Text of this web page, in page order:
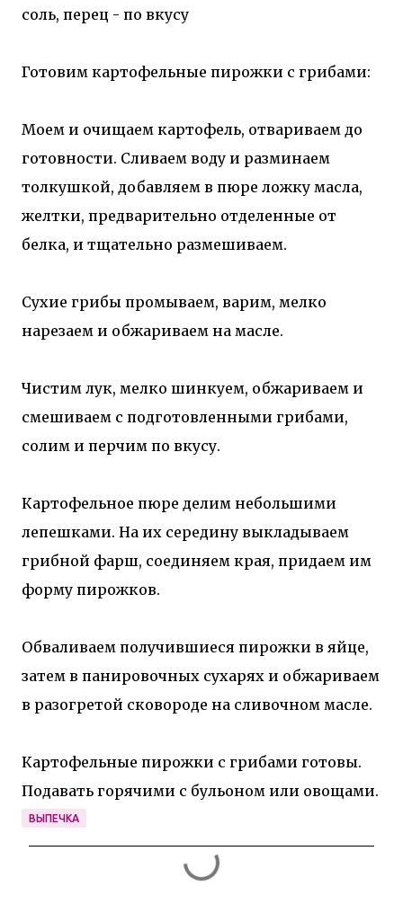
соль, перец - по вкусу
Готовим картофельные пирожки с грибами:
Моем и очищаем картофель, отвариваем до
готовности. Сливаем воду и разминаем
толкуш­кой, добавляем в пюре ложку масла,
желтки, предварительно отделенные от
белка, и тщательно размешиваем.
Сухие грибы промываем, варим, мелко
нарезаем и обжариваем на масле.
Чистим лук, мелко шинкуем, обжариваем и
смешиваем с подготовленными грибами,
солим и перчим по вкусу.
Картофельное пюре делим небольшими
лепешками. На их середину выкладываем
грибной фарш, соединяем края, придаем им
форму пирожков.
Обваливаем получившиеся пирожки в яйце,
затем в пани­ровочных сухарях и обжариваем
в разогретой сковороде на сливочном масле.
Картофельные пирожки с грибами готовы.
Подавать горячими с бульоном или овощами.
ВЫПЕЧКА